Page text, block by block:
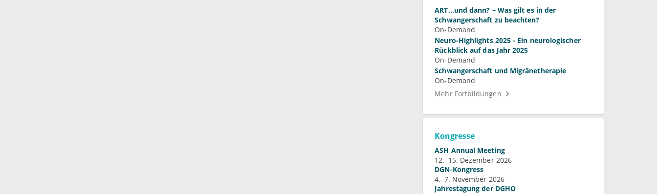
ART...und dann? – Was gilt es in der
Schwangerschaft zu beachten?
On-Demand
Neuro-Highlights 2025 - Ein neurologischer
Rückblick auf das Jahr 2025
On-Demand
Schwangerschaft und Migränetherapie
On-Demand
Mehr Fortbildungen
Kongresse
ASH Annual Meeting
12.–15. Dezember 2026
DGN-Kongress
4.–7. November 2026
Jahrestagung der DGHO